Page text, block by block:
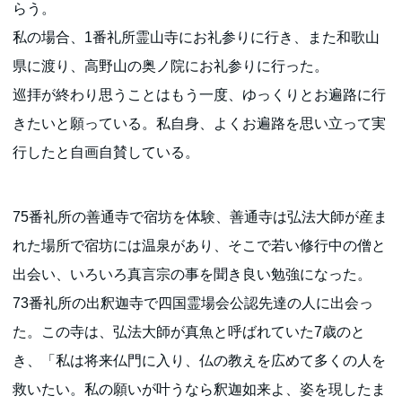
らう。
私の場合、1番礼所霊山寺にお礼参りに行き、また和歌山
県に渡り、高野山の奥ノ院にお礼参りに行った。
巡拝が終わり思うことはもう一度、ゆっくりとお遍路に行
きたいと願っている。私自身、よくお遍路を思い立って実
行したと自画自賛している。
75番礼所の善通寺で宿坊を体験、善通寺は弘法大師が産ま
れた場所で宿坊には温泉があり、そこで若い修行中の僧と
出会い、いろいろ真言宗の事を聞き良い勉強になった。
73番礼所の出釈迦寺で四国霊場会公認先達の人に出会っ
た。この寺は、弘法大師が真魚と呼ばれていた7歳のと
き、「私は将来仏門に入り、仏の教えを広めて多くの人を
救いたい。私の願いが叶うなら釈迦如来よ、姿を現したま